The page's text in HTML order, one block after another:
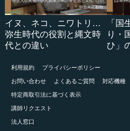
イヌ、ネコ、ニワトリ…
弥生時代の役割と縄文時
代との違い
「国
り・
ひ」
利用規約
プライバシーポリシー
お問い合わせ
よくあるご質問
対応機種
特定商取引法に基づく表示
講師リクエスト
法人窓口